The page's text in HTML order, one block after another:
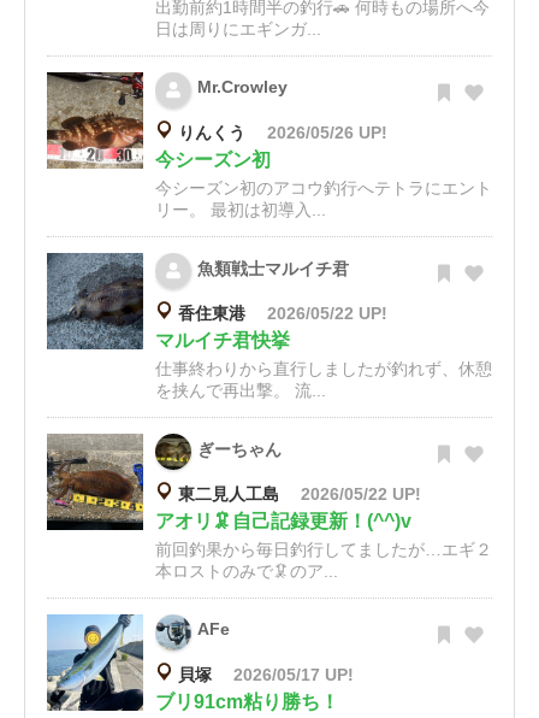
出勤前約1時間半の釣行🚗 何時もの場所へ今
日は周りにエギンガ...
Mr.Crowley
りんくう 2026/05/26 UP!
今シーズン初
今シーズン初のアコウ釣行へテトラにエント
リー。 最初は初導入...
魚類戦士マルイチ君
香住東港 2026/05/22 UP!
マルイチ君快挙
仕事終わりから直行しましたが釣れず、休憩
を挟んで再出撃。 流...
ぎーちゃん
東二見人工島 2026/05/22 UP!
アオリ🦑自己記録更新！(^^)v
前回釣果から毎日釣行してましたが…エギ２
本ロストのみで🦑のア...
AFe
貝塚 2026/05/17 UP!
ブリ91cm粘り勝ち！